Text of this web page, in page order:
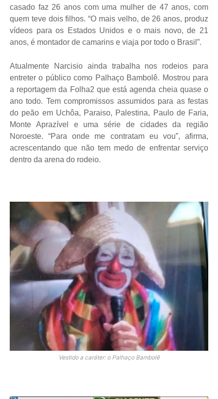
casado faz 26 anos com uma mulher de 47 anos, com
quem teve dois filhos. “O mais velho, de 26 anos, produz
vídeos para os Estados Unidos e o mais novo, de 21
anos, é montador de camarins e viaja por todo o Brasil”.
Atualmente Narcisio ainda trabalha nos rodeios para
entreter o público como Palhaço Bambolê. Mostrou para
a reportagem da Folha2 que está agenda cheia quase o
ano todo. Tem compromissos assumidos para as festas
do peão em Uchôa, Paraiso, Palestina, Paulo de Faria,
Monte Aprazível e uma série de cidades da região
Noroeste. “Para onde me contratam eu vou”, afirma,
acrescentando que não tem medo de enfrentar serviço
dentro da arena do rodeio.
Vestido a caráter: o Palhaço Bambolê